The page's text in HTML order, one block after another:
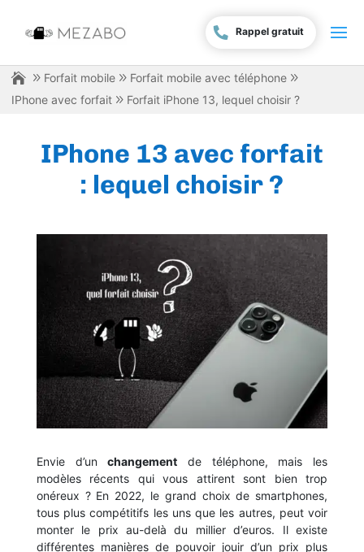
Rappel gratuit
Forfait mobile
Forfait mobile avec téléphone
IPhone avec forfait
Forfait iPhone 13, lequel choisir ?
IPhone 13 avec forfait
: lequel choisir ?
Envie d’unchangement de téléphone, mais les
modèles récents qui vous attirent sont bien trop
onéreux ? En 2022, le grand choix de smartphones,
tous plus compétitifs les uns que les autres, peut voir
monter le prix au-delà du millier d’euros. Il existe
différentes manières de pouvoir jouir d’un prix plus